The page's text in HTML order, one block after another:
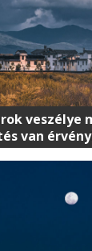
veszélye
van